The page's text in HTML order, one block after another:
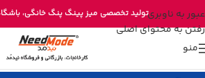
عبور به ناوبری
رفتن به محتوای اصلی
خرید مستقیم میز پینگ پنگ از
تولید تخصصی میز پینگ پنگ خانگی،
منو